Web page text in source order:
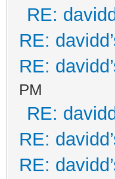
RE:
RE:
RE:
PM
RE:
RE:
RE: